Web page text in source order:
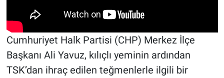
Cumhuriyet Halk Partisi (CHP) Merkez İlçe
Başkanı Ali Yavuz, kılıçlı yeminin ardından
TSK’dan ihraç edilen teğmenlerle ilgili bir